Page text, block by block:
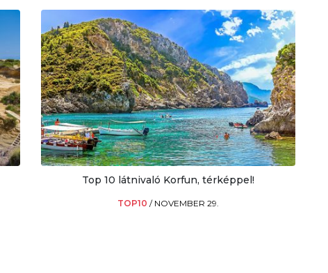
Top 10 látnivaló Korfun, térképpel!
TOP10 / NOVEMBER 29.